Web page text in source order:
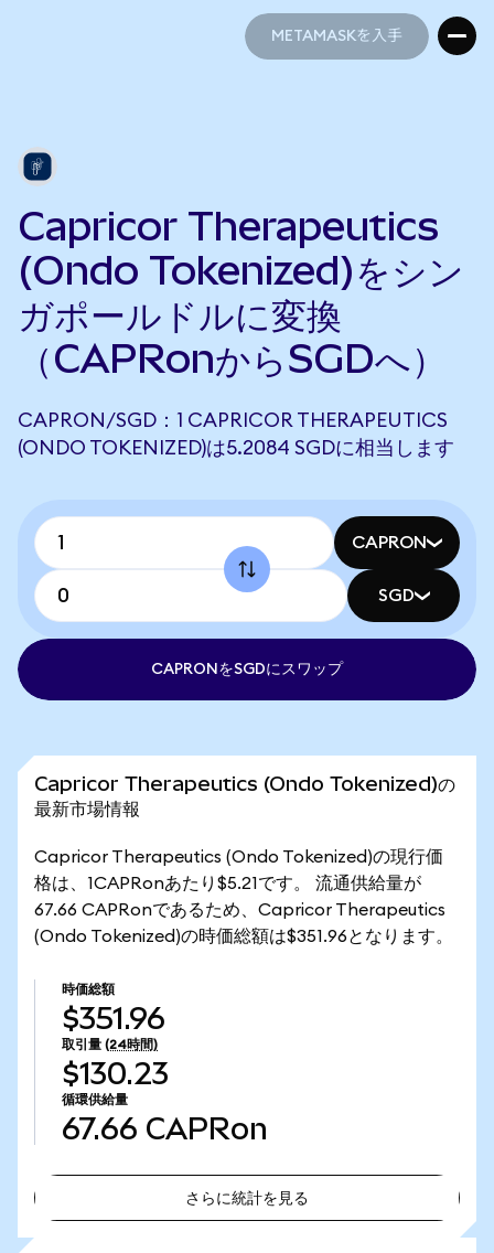
METAMASKを入手
Capricor Therapeutics
(Ondo Tokenized)をシン
ガポールドルに変換
（CAPRonからSGDへ）
CAPRON/SGD：1 CAPRICOR THERAPEUTICS
(ONDO TOKENIZED)は5.2084 SGDに相当します
CAPRON
SGD
CAPRONをSGDにスワップ
Capricor Therapeutics (Ondo Tokenized)の
最新市場情報
Capricor Therapeutics (Ondo Tokenized)の現行価
格は、1CAPRonあたり$5.21です。 流通供給量が
67.66 CAPRonであるため、Capricor Therapeutics
(Ondo Tokenized)の時価総額は$351.96となります。
時価総額
$351.96
取引量 (24時間)
$130.23
循環供給量
67.66 CAPRon
さらに統計を見る